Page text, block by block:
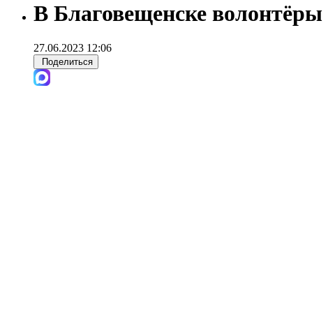
В Благовещенске
27.06.2023 12:06
Поделиться